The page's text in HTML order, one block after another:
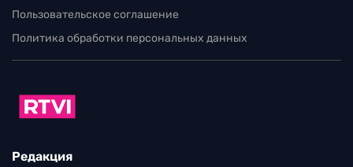
Пользовательское соглашение
Политика обработки персональных данных
Редакция